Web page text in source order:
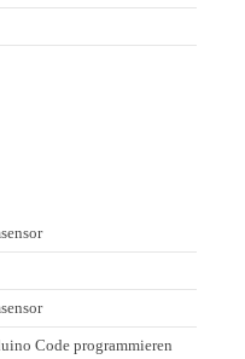
Code programmieren